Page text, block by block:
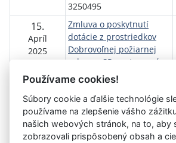
3250495
15.
Apríl
2025
Zmluva o poskytnutí
dotácie z prostriedkov
Dobrovoľnej požiarnej
ochrany SR uzatvorená v
zmysle § 51 Občianskeho
zákonníka
1425162
Používame cookies!
Súbory cookie a ďalšie technológie
používame na zlepšenie vášho
našich webových stránok, na to, aby
zobrazovali prispôsobený obsah a